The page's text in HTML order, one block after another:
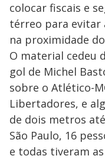
colocar fiscais e
térreo para evitar
na proximidade
O material cedeu
gol de Michel
sobre o Atlético-
Libertadores, e
de dois metros
São Paulo, 16
e todas tiveram